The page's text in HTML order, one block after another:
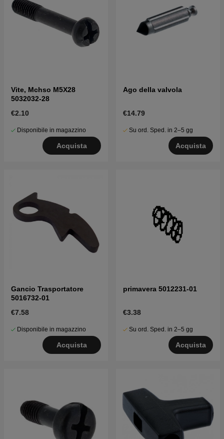
Vite, Mchso M5X28
5032032-28
€2.10
Disponibile in magazzino
Acquista
Ago della valvola
€14.79
Su ord. Sped. in 2–5 gg
Acquista
Gancio Trasportatore
5016732-01
€7.58
Disponibile in magazzino
Acquista
primavera 5012231-01
€3.38
Su ord. Sped. in 2–5 gg
Acquista